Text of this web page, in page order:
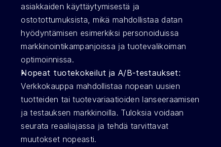
asiakkaiden käyttäytymisestä ja
ostotottumuksista, mikä mahdollistaa datan
hyödyntämisen esimerkiksi personoiduissa
markkinointikampanjoissa ja tuotevalikoiman
optimoinnissa.
Nopeat tuotekokeilut ja A/B-testaukset:
Verkkokauppa mahdollistaa nopean uusien
tuotteiden tai tuotevariaatioiden lanseeraamisen
ja testauksen markkinoilla. Tuloksia voidaan
seurata reaaliajassa ja tehdä tarvittavat
muutokset nopeasti.